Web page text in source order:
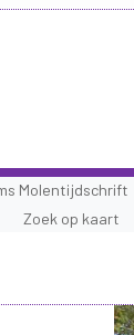
Zoek op kaart
Molentijdschrift